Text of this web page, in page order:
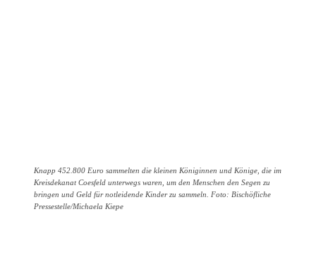
Knapp 452.800 Euro sammelten die kleinen Königinnen und Könige, die im
Kreisdekanat Coesfeld unterwegs waren, um den Menschen den Segen zu
bringen und Geld für notleidende Kinder zu sammeln. Foto: Bischöfliche
Pressestelle/Michaela Kiepe